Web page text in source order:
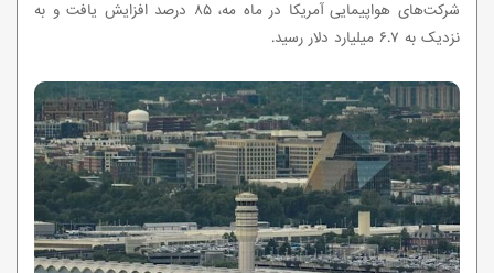
شرکت‌های هواپیمایی آمریکا در ماه مه، ۸۵ درصد افزایش یافت و به
نزدیک به ۶.۷ میلیارد دلار رسید.